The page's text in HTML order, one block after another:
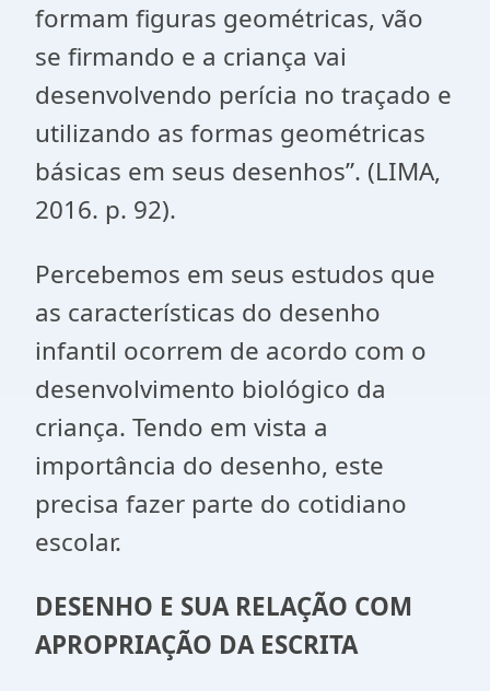
formam figuras geométricas, vão
se firmando e a criança vai
desenvolvendo perícia no traçado e
utilizando as formas geométricas
básicas em seus desenhos”. (LIMA,
2016. p. 92).
Percebemos em seus estudos que
as características do desenho
infantil ocorrem de acordo com o
desenvolvimento biológico da
criança. Tendo em vista a
importância do desenho, este
precisa fazer parte do cotidiano
escolar.
DESENHO E SUA RELAÇÃO COM
APROPRIAÇÃO DA ESCRITA